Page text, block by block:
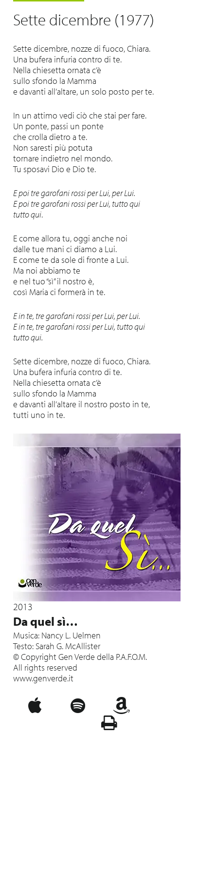
Sette dicembre (1977)
Sette dicembre, nozze di fuoco, Chiara.
Una bufera infuria contro di te.
Nella chiesetta ornata c’è
sullo sfondo la Mamma
e davanti all’altare, un solo posto per te.
In un attimo vedi ciò che stai per fare.
Un ponte, passi un ponte
che crolla dietro a te.
Non saresti più potuta
tornare indietro nel mondo.
Tu sposavi Dio e Dio te.
E poi tre garofani rossi per Lui, per Lui.
E poi tre garofani rossi per Lui, tutto qui
tutto qui.
E come allora tu, oggi anche noi
dalle tue mani ci diamo a Lui.
E come te da sole di fronte a Lui.
Ma noi abbiamo te
e nel tuo “sì” il nostro è,
così Maria ci formerà in te.
E in te, tre garofani rossi per Lui, per Lui.
E in te, tre garofani rossi per Lui, tutto qui
tutto qui.
Sette dicembre, nozze di fuoco, Chiara.
Una bufera infuria contro di te.
Nella chiesetta ornata c’è
sullo sfondo la Mamma
e davanti all’altare il nostro posto in te,
tutti uno in te.
2013
Da quel sì…
Musica: Nancy L. Uelmen
Testo: Sarah G. McAllister
© Copyright Gen Verde della P.A.F.O.M.
All rights reserved
www.genverde.it